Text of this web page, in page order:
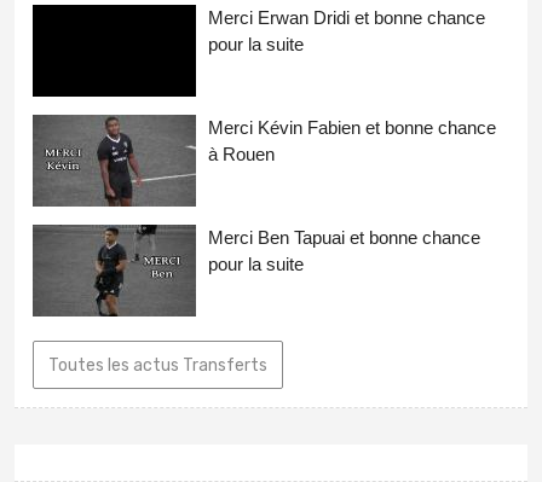
Merci Erwan Dridi et bonne chance
pour la suite
Merci Kévin Fabien et bonne chance
à Rouen
Merci Ben Tapuai et bonne chance
pour la suite
Toutes les actus Transferts